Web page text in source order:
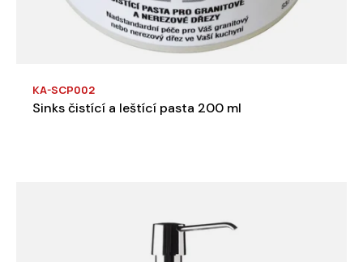
KA-SCP002
Sinks čistící a leštící pasta 200 ml